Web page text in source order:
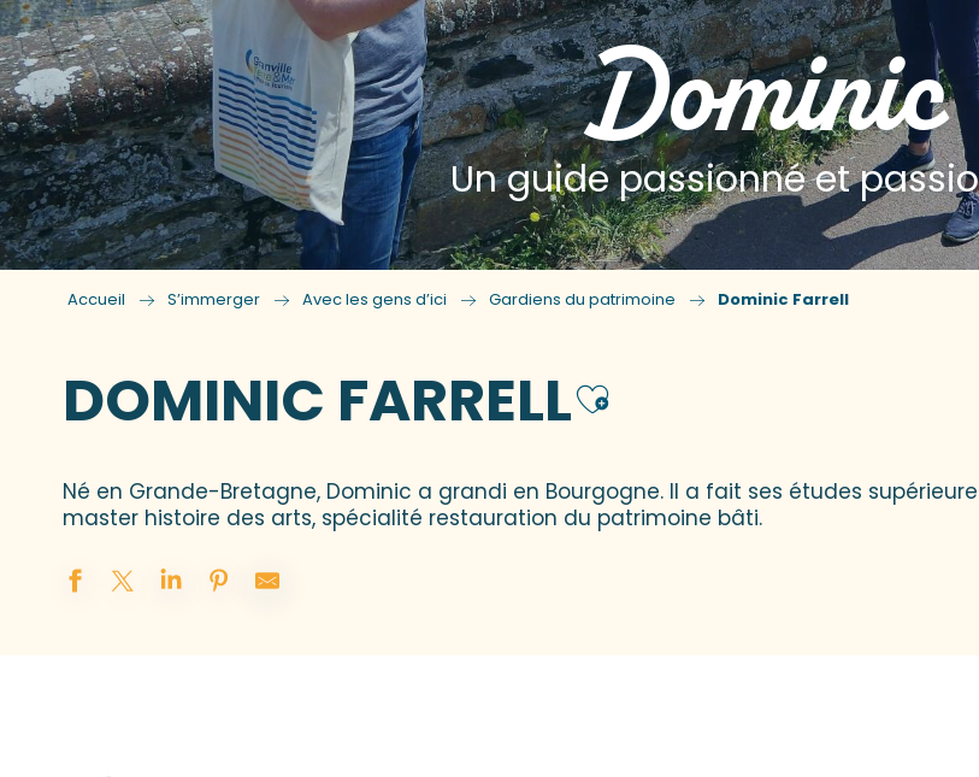
Dominic
Un guide passionné et
Accueil S’immerger Avec les gens d’ici Gardiens du patrimoine Dominic Farrell
DOMINIC FARRELLAjouter aux
Né en Grande-Bretagne, Dominic a grandi en Bourgogne. Il a fait ses études
master histoire des arts, spécialité restauration du patrimoine bâti.